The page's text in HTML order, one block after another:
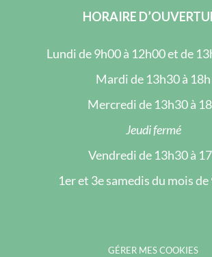
HORAIRE
Lundi de 9h00 à 12h00 et de
Mardi de 13h30 à 18h
Mercredi de 13h30 à
Jeudi fermé
Vendredi de 13h30 à
1er et 3e samedis du mois de
GÉRER MES COOKIES